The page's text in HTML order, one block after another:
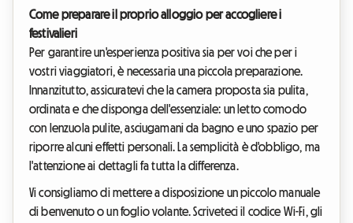
Come preparare il proprio alloggio per accogliere i
festivalieri
Per garantire un'esperienza positiva sia per voi che per i
vostri viaggiatori, è necessaria una piccola preparazione.
Innanzitutto, assicuratevi che la camera proposta sia pulita,
ordinata e che disponga dell'essenziale: un letto comodo
con lenzuola pulite, asciugamani da bagno e uno spazio per
riporre alcuni effetti personali. La semplicità è d'obbligo, ma
l'attenzione ai dettagli fa tutta la differenza.
Vi consigliamo di mettere a disposizione un piccolo manuale
di benvenuto o un foglio volante. Scriveteci il codice Wi-Fi, gli